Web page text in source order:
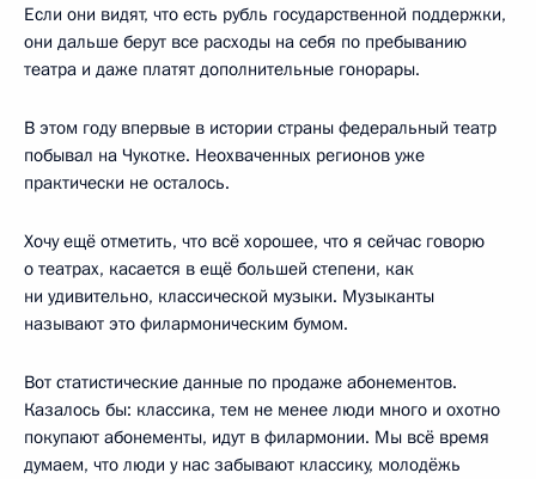
Если они видят, что есть рубль государственной поддержки,
они дальше берут все расходы на себя по пребыванию
театра и даже платят дополнительные гонорары.
В этом году впервые в истории страны федеральный театр
побывал на Чукотке. Неохваченных регионов уже
практически не осталось.
Хочу ещё отметить, что всё хорошее, что я сейчас говорю
о театрах, касается в ещё большей степени, как
ни удивительно, классической музыки. Музыканты
называют это филармоническим бумом.
Вот статистические данные по продаже абонементов.
Казалось бы: классика, тем не менее люди много и охотно
покупают абонементы, идут в филармонии. Мы всё время
думаем, что люди у нас забывают классику, молодёжь